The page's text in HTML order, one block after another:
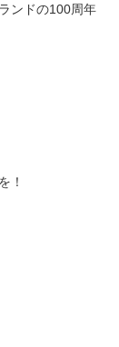
ンドの100周年
！